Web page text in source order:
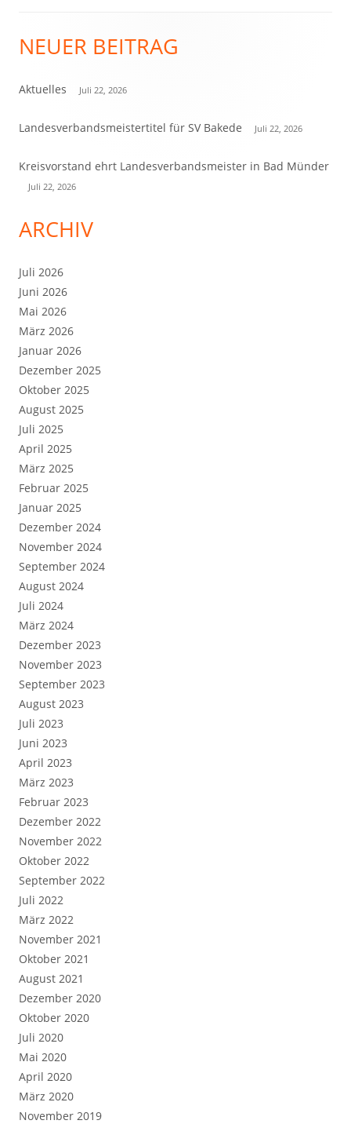
Haupt-
Seitenleiste
NEUER BEITRAG
Aktuelles Juli 22, 2026
Landesverbandsmeistertitel für SV Bakede Juli 22, 2026
Kreisvorstand ehrt Landesverbandsmeister in Bad Münder
Juli 22, 2026
ARCHIV
Juli 2026
Juni 2026
Mai 2026
März 2026
Januar 2026
Dezember 2025
Oktober 2025
August 2025
Juli 2025
April 2025
März 2025
Februar 2025
Januar 2025
Dezember 2024
November 2024
September 2024
August 2024
Juli 2024
März 2024
Dezember 2023
November 2023
September 2023
August 2023
Juli 2023
Juni 2023
April 2023
März 2023
Februar 2023
Dezember 2022
November 2022
Oktober 2022
September 2022
Juli 2022
März 2022
November 2021
Oktober 2021
August 2021
Dezember 2020
Oktober 2020
Juli 2020
Mai 2020
April 2020
März 2020
November 2019